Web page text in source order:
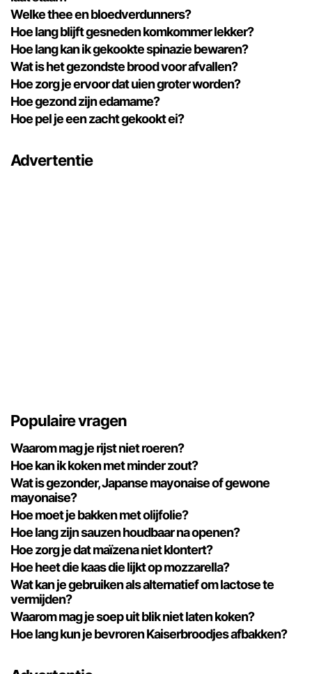
Welke thee en bloedverdunners?
Hoe lang blijft gesneden komkommer lekker?
Hoe lang kan ik gekookte spinazie bewaren?
Wat is het gezondste brood voor afvallen?
Hoe zorg je ervoor dat uien groter worden?
Hoe gezond zijn edamame?
Hoe pel je een zacht gekookt ei?
Advertentie
Populaire vragen
Waarom mag je rijst niet roeren?
Hoe kan ik koken met minder zout?
Wat is gezonder, Japanse mayonaise of gewone
mayonaise?
Hoe moet je bakken met olijfolie?
Hoe lang zijn sauzen houdbaar na openen?
Hoe zorg je dat maïzena niet klontert?
Hoe heet die kaas die lijkt op mozzarella?
Wat kan je gebruiken als alternatief om lactose te
vermijden?
Waarom mag je soep uit blik niet laten koken?
Hoe lang kun je bevroren Kaiserbroodjes afbakken?